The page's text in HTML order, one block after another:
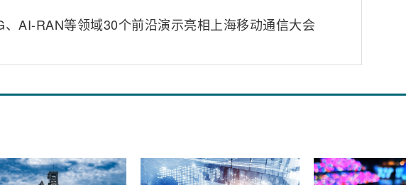
AI-RAN等领域30个前沿演示亮相上海移动通信大会